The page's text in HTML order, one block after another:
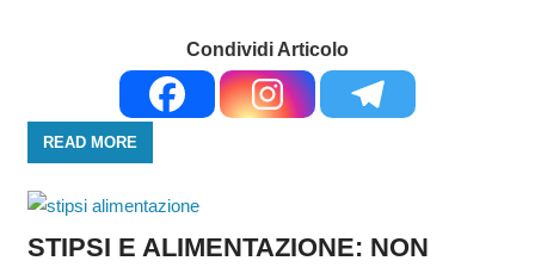
Condividi Articolo
READ MORE
STIPSI E ALIMENTAZIONE: NON